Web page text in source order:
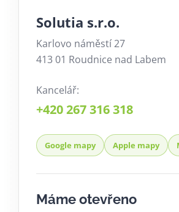
Solutia s.r.o.
Karlovo náměstí 27
413 01 Roudnice nad Labem
Kancelář:
+420 267 316 318
Google mapy Apple mapy
Máme otevřeno